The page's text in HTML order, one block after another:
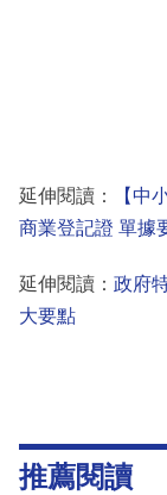
延伸閱讀：
【中
商業登記證 單據
延伸閱讀： 政府
大要點
推薦閱讀